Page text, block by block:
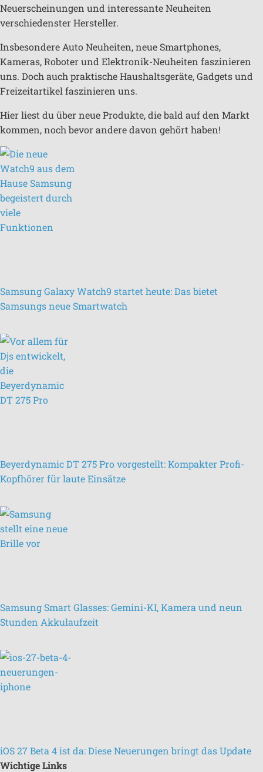
Neuerscheinungen und interessante Neuheiten
verschiedenster Hersteller.
Insbesondere Auto Neuheiten, neue Smartphones,
Kameras, Roboter und Elektronik-Neuheiten faszinieren
uns. Doch auch praktische Haushaltsgeräte, Gadgets und
Freizeitartikel faszinieren uns.
Hier liest du über neue Produkte, die bald auf den Markt
kommen, noch bevor andere davon gehört haben!
Samsung Galaxy Watch9 startet heute: Das bietet
Samsungs neue Smartwatch
Beyerdynamic DT 275 Pro vorgestellt: Kompakter Profi-
Kopfhörer für laute Einsätze
Samsung Smart Glasses: Gemini-KI, Kamera und neun
Stunden Akkulaufzeit
iOS 27 Beta 4 ist da: Diese Neuerungen bringt das Update
Wichtige Links